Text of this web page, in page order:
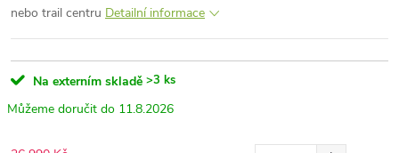
nebo trail centru Detailní informace
Na externím skladě >3 ks
11.8.2026